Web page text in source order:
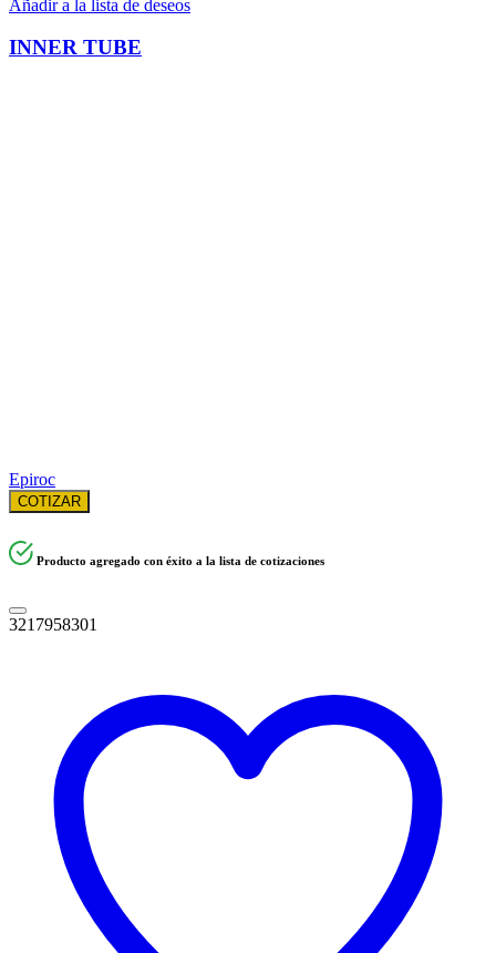
Añadir a la lista de deseos
INNER TUBE
Epiroc
COTIZAR
Producto agregado con éxito a la lista de cotizaciones
3217958301